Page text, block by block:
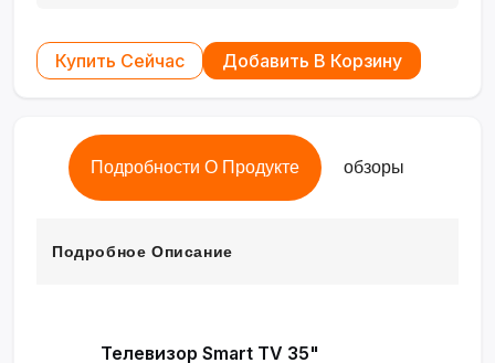
Купить Сейчас Добавить В Корзину
Подробности О Продукте обзоры
Подробное Описание
Телевизор Smart TV 35"